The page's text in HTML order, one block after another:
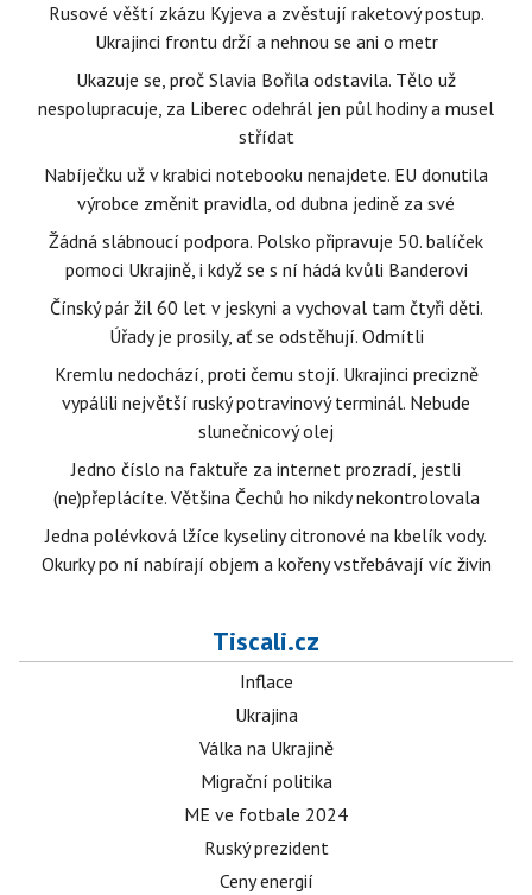
Rusové věští zkázu Kyjeva a zvěstují raketový postup.
Ukrajinci frontu drží a nehnou se ani o metr
Ukazuje se, proč Slavia Bořila odstavila. Tělo už
nespolupracuje, za Liberec odehrál jen půl hodiny a musel
střídat
Nabíječku už v krabici notebooku nenajdete. EU donutila
výrobce změnit pravidla, od dubna jedině za své
Žádná slábnoucí podpora. Polsko připravuje 50. balíček
pomoci Ukrajině, i když se s ní hádá kvůli Banderovi
Čínský pár žil 60 let v jeskyni a vychoval tam čtyři děti.
Úřady je prosily, ať se odstěhují. Odmítli
Kremlu nedochází, proti čemu stojí. Ukrajinci precizně
vypálili největší ruský potravinový terminál. Nebude
slunečnicový olej
Jedno číslo na faktuře za internet prozradí, jestli
(ne)přeplácíte. Většina Čechů ho nikdy nekontrolovala
Jedna polévková lžíce kyseliny citronové na kbelík vody.
Okurky po ní nabírají objem a kořeny vstřebávají víc živin
Tiscali.cz
Inflace
Ukrajina
Válka na Ukrajině
Migrační politika
ME ve fotbale 2024
Ruský prezident
Ceny energií